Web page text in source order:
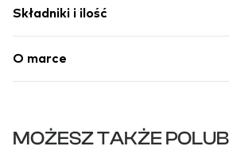
Składniki i ilość
O marce
MOŻESZ TAKŻE